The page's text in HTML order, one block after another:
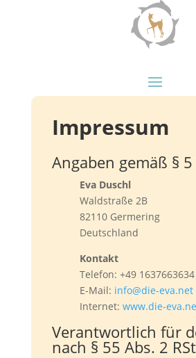
Impressum
Angaben gemäß § 5
Eva Duschl
Waldstraße 2B
82110 Germering
Deutschland
Kontakt
Telefon: +49 1637663634
E-Mail: info@die-eva.net
Internet: www.die-
Verantwortlich für
nach § 55 Abs. 2